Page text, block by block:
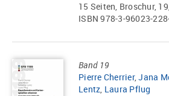
15 Seiten, Broschur,
ISBN 978-3-96023-
Band 19
Pierre Cherrier,Jana
Lentz, Laura Pflug